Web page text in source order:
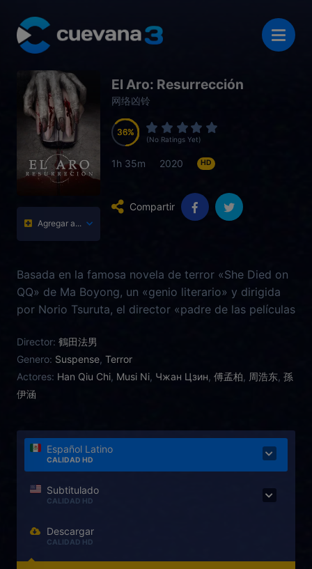
Agregar a...
El Aro: Resurrección
网络凶铃
36
36
36
36
(No Ratings Yet)
1h 35m 2020 HD
Compartir
Basada en la famosa novela de terror «She Died on
QQ» de Ma Boyong, un «genio literario» y dirigida
por Norio Tsuruta, el director «padre de las películas
perdida durante años en Internet se renueva
repentinamente y las personas que la leen mueren
de manera extraña. Xiao Nuo, una estudiante
universitaria, vio el aterrador estado de muerte de
ver más y más muertes, descubre que la forma en la
que mueren es exactamente la misma que se
describe en la novela. Sin querer ella lee la novela y
ahora su vida corre peligro.
Director: 鶴田法男
Genero: Suspense, Terror
Actores: Han Qiu Chi, Musi Ni, Чжан Цзин, 傅孟柏, 周浩东, 孫
伊涵
Español Latino
CALIDAD HD
Subtitulado
CALIDAD HD
Descargar
CALIDAD HD